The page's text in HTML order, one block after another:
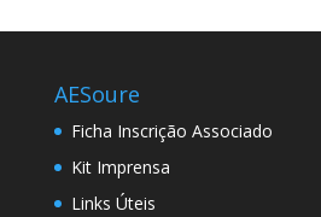
AESoure
Ficha Inscrição Associado
Kit Imprensa
Links Úteis